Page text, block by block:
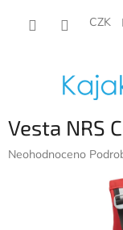
CZK
Vesta NRS
Průměrné
Neohodnoceno